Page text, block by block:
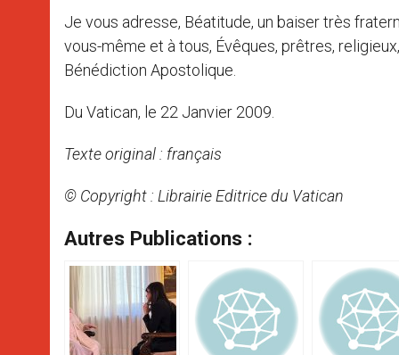
Je vous adresse, Béatitude, un baiser très
vous-même et à tous, Évêques, prêtres,
Bénédiction Apostolique.
Du Vatican, le 22 Janvier 2009.
Texte original : français
© Copyright : Librairie Editrice du Vatican
Autres Publications :